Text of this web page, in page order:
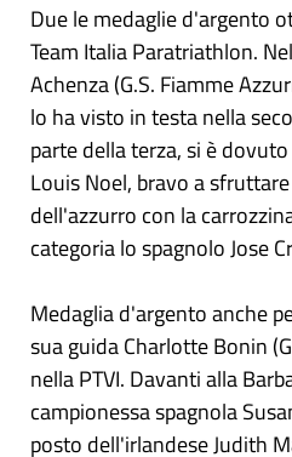
Due le medaglie d'argento
Team Italia Paratriathlon.
Achenza (G.S. Fiamme
lo ha visto in testa nella
parte della terza, si è
Louis Noel, bravo a
dell'azzurro con la
categoria lo spagnolo Jose
Medaglia d'argento anche
sua guida Charlotte Bonin
nella PTVI. Davanti alla
campionessa spagnola
posto dell'irlandese Judith